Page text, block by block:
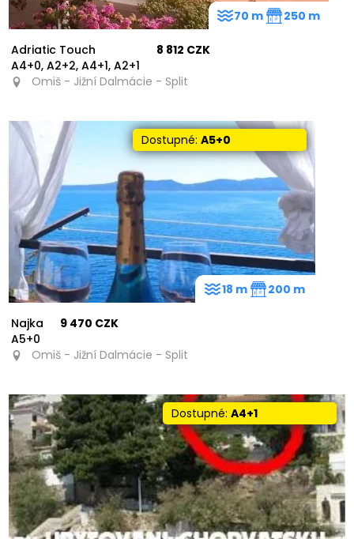
Adriatic Touch
A4+0, A2+2, A4+1, A2+1
8 812 CZK
Omiš - Jižní Dalmácie - Split
70 m 250 m
Dostupné: A5+0
Najka
A5+0
9 470 CZK
Omiš - Jižní Dalmácie - Split
18 m 200 m
Dostupné:A4+1